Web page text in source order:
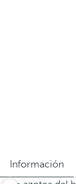
Información